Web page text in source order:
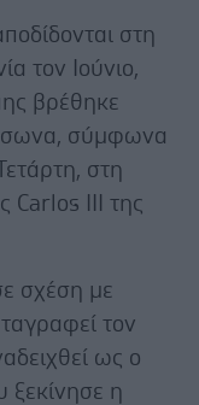
στη
τον Ιούνιο,
βρέθηκε
σύμφωνα
στη
Carlos III της
σχέση με
τον
ως ο
ξεκίνησε η